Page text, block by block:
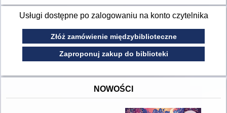
Usługi dostępne po zalogowaniu na konto czytelnika
Złóż zamówienie międzybiblioteczne
Zaproponuj zakup do biblioteki
NOWOŚCI